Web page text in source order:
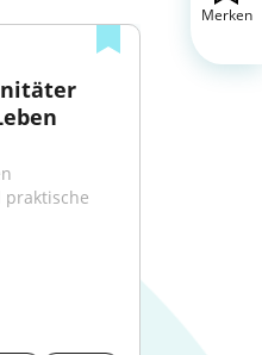
Merken